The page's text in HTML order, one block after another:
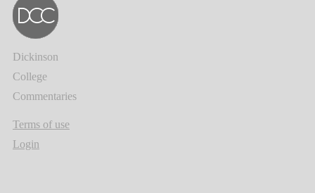
Dickinson
College
Commentaries
Terms of use
Login